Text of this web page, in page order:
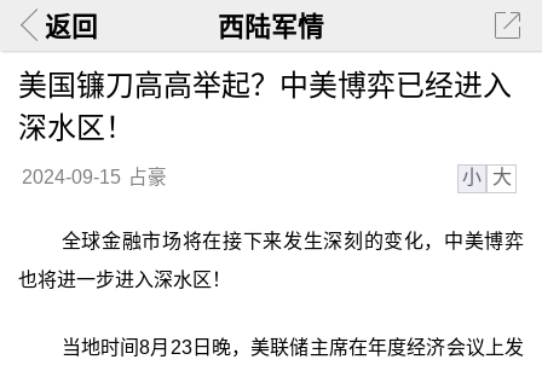
返回 西陆军情
美国镰刀高高举起？中美博弈已经进入
深水区！
2024-09-15 占豪 小 大
全球金融市场将在接下来发生深刻的变化，中美博弈
也将进一步进入深水区！
当地时间8月23日晚，美联储主席在年度经济会议上发